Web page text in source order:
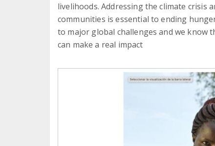
livelihoods. Addressing the climate
communities is essential to ending
to major global challenges and we know
can make a real impact